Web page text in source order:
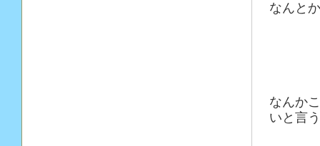
なんと
なんか
いと言